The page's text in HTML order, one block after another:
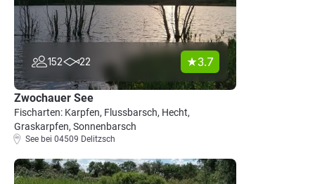
152 22 3.7
Zwochauer See
Fischarten: Karpfen, Flussbarsch, Hecht,
Graskarpfen, Sonnenbarsch
See bei 04509 Delitzsch